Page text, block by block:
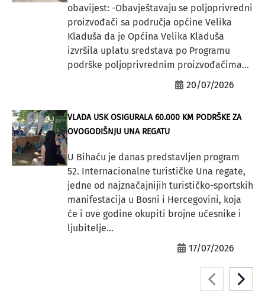
obavijest: -Obavještavaju se poljoprivredni
proizvođači sa područja općine Velika
Kladuša da je Općina Velika Kladuša
izvršila uplatu sredstava po Programu
podrške poljoprivrednim proizvođačima...
20/07/2026
VLADA USK OSIGURALA 60.000 KM PODRŠKE ZA
OVOGODIŠNJU UNA REGATU
U Bihaću je danas predstavljen program
52. Internacionalne turističke Una regate,
jedne od najznačajnijih turističko-sportskih
manifestacija u Bosni i Hercegovini, koja
će i ove godine okupiti brojne učesnike i
ljubitelje...
17/07/2026